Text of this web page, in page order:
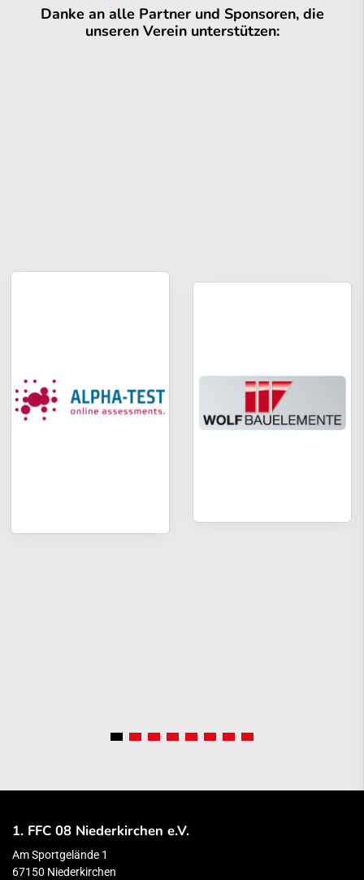
Danke an alle Partner und Sponsoren, die
unseren Verein unterstützen:
1. FFC 08 Niederkirchen e.V.
Am Sportgelände 1
67150 Niederkirchen